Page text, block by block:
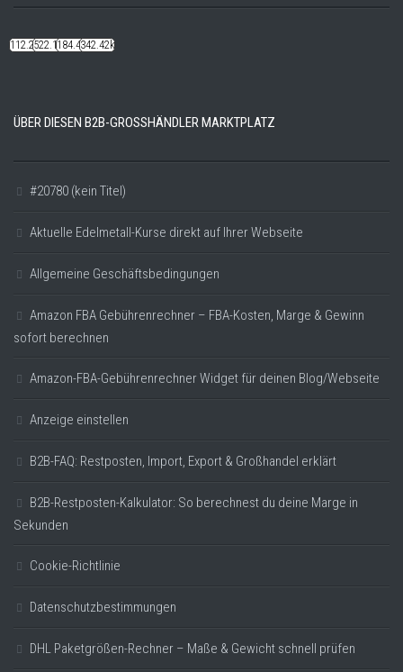
112.22k522.14k184.48k342.42k
ÜBER DIESEN B2B-GROSSHÄNDLER MARKTPLATZ
#20780 (kein Titel)
Aktuelle Edelmetall-Kurse direkt auf Ihrer Webseite
Allgemeine Geschäftsbedingungen
Amazon FBA Gebührenrechner – FBA-Kosten, Marge & Gewinn
sofort berechnen
Amazon-FBA-Gebührenrechner Widget für deinen Blog/Webseite
Anzeige einstellen
B2B-FAQ: Restposten, Import, Export & Großhandel erklärt
B2B-Restposten-Kalkulator: So berechnest du deine Marge in
Sekunden
Cookie-Richtlinie
Datenschutzbestimmungen
DHL Paketgrößen-Rechner – Maße & Gewicht schnell prüfen